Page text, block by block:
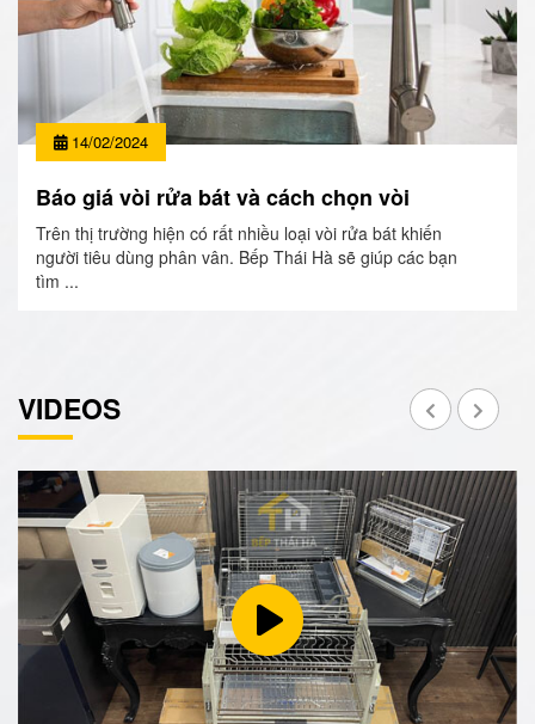
14/02/2024
Báo giá vòi rửa bát và cách chọn vòi
Trên thị trường hiện có rất nhiều loại vòi rửa bát khiến
người tiêu dùng phân vân. Bếp Thái Hà sẽ giúp các bạn
tìm ...
VIDEOS